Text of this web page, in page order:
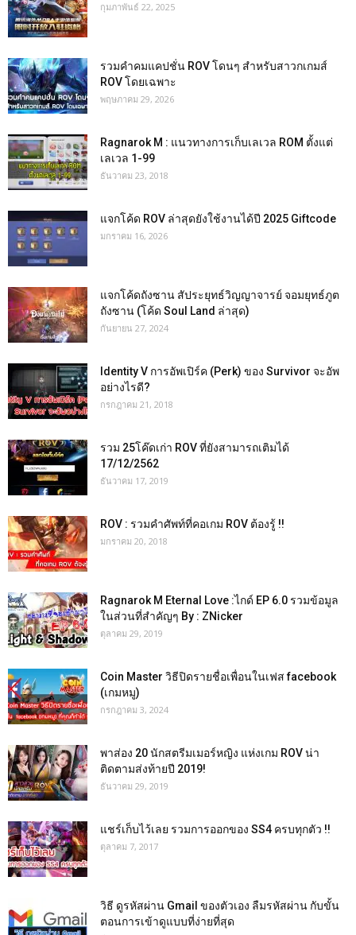
กุมภาพันธ์ 22, 2025
รวมคำคมแคปชั่น ROV โดนๆ สำหรับสาวกเกมส์
ROV โดยเฉพาะ
พฤษภาคม 29, 2026
Ragnarok M : แนวทางการเก็บเลเวล ROM ตั้งแต่
เลเวล 1-99
ธันวาคม 23, 2018
แจกโค้ด ROV ล่าสุดยังใช้งานได้ปี 2025 Giftcode
มกราคม 16, 2026
แจกโค้ดถังซาน สัประยุทธ์วิญญาจารย์ จอมยุทธ์ภูต
ถังซาน (โค้ด Soul Land ล่าสุด)
กันยายน 27, 2024
Identity V การอัพเปิร์ค (Perk) ของ Survivor จะอัพ
อย่างไรดี?
กรกฎาคม 21, 2018
รวม 25โค๊ดเก่า ROV ที่ยังสามารถเติมได้
17/12/2562
ธันวาคม 17, 2019
ROV : รวมคำศัพท์ที่คอเกม ROV ต้องรู้ !!
มกราคม 20, 2018
Ragnarok M Eternal Love :ไกด์ EP 6.0 รวมข้อมูล
ในส่วนที่สำคัญๆ By : ZNicker
ตุลาคม 29, 2019
Coin Master วิธีปิดรายชื่อเพื่อนในเฟส facebook
(เกมหมู)
กรกฎาคม 3, 2024
พาส่อง 20 นักสตรีมเมอร์หญิง แห่งเกม ROV น่า
ติดตามส่งท้ายปี 2019!
ธันวาคม 29, 2019
แชร์เก็บไว้เลย รวมการออกของ SS4 ครบทุกตัว !!
ตุลาคม 7, 2017
วิธี ดูรหัสผ่าน Gmail ของตัวเอง ลืมรหัสผ่าน กับขั้น
ตอนการเข้าดูแบบที่ง่ายที่สุด